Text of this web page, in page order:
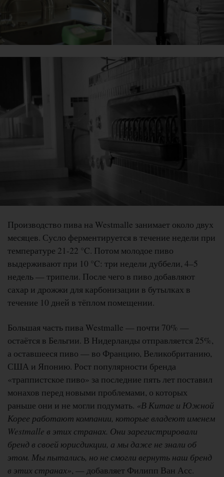
Производство пива на Westmalle занимает около двух
месяцев. Сусло ферментируется в течение недели при
температуре 21-22 °C. Потом молодое пиво
выдерживают при 10 °C: три недели дуббели, 4–5
недель — трипели. После чего в пиво добавляют
сахар и дрожжи для карбонизации в бутылках в
течение 10 дней в тёплом помещении.
Большая часть пива Westmalle — почти 70% —
остаётся в Бельгии. В Нидерланды отправляется 25%,
а оставшееся пиво — во Францию, Великобританию,
США и Японию. Рост популярности бренда
«траппистское пиво» за последние пять лет поставил
монахов перед новыми проблемами, о которых
раньше они и не могли подумать. «В Китае и Южной
Корее работают компании, которые владеют именем
Westmalle в этих странах. Они зарегистрировали
бренд в своей юрисдикции, а мы даже не знали об
этом. Мы пытались, но не смогли вернуть наш бренд
в этих странах», — добавляет Филипп Ван Асс.